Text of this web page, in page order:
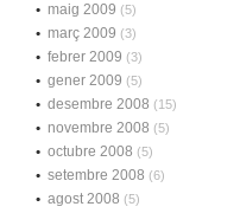
maig 2009 (5)
març 2009 (3)
febrer 2009 (3)
gener 2009 (5)
desembre 2008 (15)
novembre 2008 (5)
octubre 2008 (5)
setembre 2008 (6)
agost 2008 (5)